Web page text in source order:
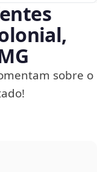
sobre o